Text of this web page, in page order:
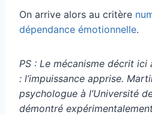
On arrive alors au critère
dépendance émotionnelle.
PS : Le mécanisme décrit
: l’impuissance apprise.
psychologue à l’Université
démontré